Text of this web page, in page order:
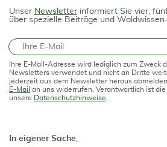
Unser Newsletter informiert Sie vier,
über spezielle Beiträge und
E-Mail
Ihre E-Mail-Adresse wird lediglich zum Zweck
Newsletters verwendet und nicht an Dritte
jederzeit aus dem Newsletter heraus
E-Mail an uns widerrufen. Verantwortlich ist die
unsere Datenschutzhinweise
In eigener Sache